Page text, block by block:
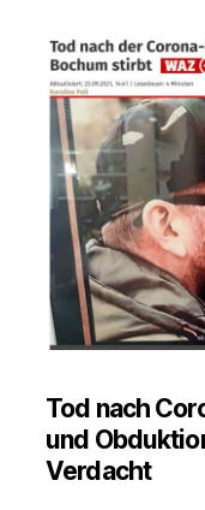
Tod nach
und
Verdacht